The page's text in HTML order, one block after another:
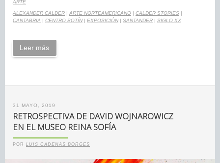
ARTE
ALEXANDER CALDER | ARTE NORTEAMERICANO | CALDER STORIES |
CANTABRIA | CENTRO BOTÍN | EXPOSICIÓN | SANTANDER | SIGLO XX
Leer más
31 MAYO, 2019
RETROSPECTIVA DE DAVID WOJNAROWICZ
EN EL MUSEO REINA SOFÍA
POR LUIS CADENAS BORGES